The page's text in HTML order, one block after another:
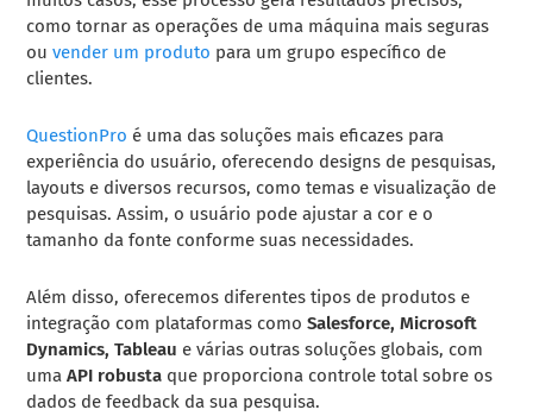
como tornar as operações de uma máquina mais seguras
ouvender um produto para um grupo específico de
clientes.
QuestionPro é uma das soluções mais eficazes para
experiência do usuário, oferecendo designs de pesquisas,
layouts e diversos recursos, como temas e visualização de
pesquisas. Assim, o usuário pode ajustar a cor e o
tamanho da fonte conforme suas necessidades.
Além disso, oferecemos diferentes tipos de produtos e
integração com plataformas comoSalesforce, Microsoft
Dynamics, Tableau e várias outras soluções globais, com
umaAPI robusta que proporciona controle total sobre os
dados de feedback da sua pesquisa.